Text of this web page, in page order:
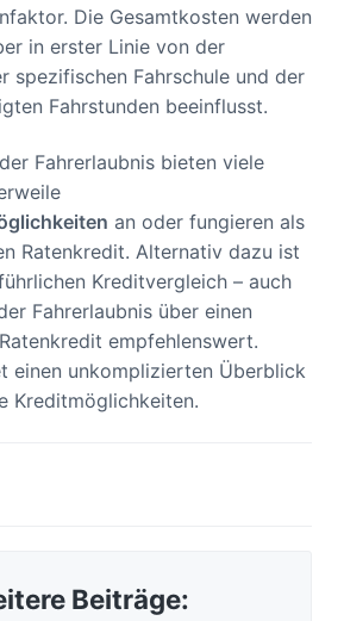
Die Gesamtkosten werden
in erster Linie von der
spezifischen Fahrschule und der
Fahrstunden beeinflusst.
Fahrerlaubnis bieten viele
an oder fungieren als
Ratenkredit. Alternativ dazu ist
Kreditvergleich – auch
Fahrerlaubnis über einen
empfehlenswert.
einen unkomplizierten Überblick
Kreditmöglichkeiten.
Beiträge: